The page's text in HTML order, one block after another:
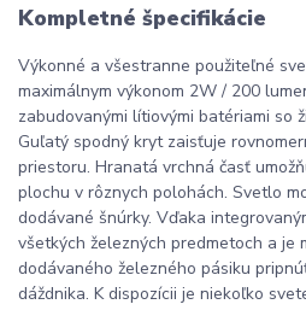
Kompletné špecifikácie
Výkonné a všestranne použiteľné
maximálnym výkonom 2W / 200
zabudovanými lítiovými batériami so
Guľatý spodný kryt zaisťuje
priestoru. Hranatá vrchná časť
plochu v rôznych polohách. Svetlo
dodávané šnúrky. Vďaka
všetkých železných predmetoch a je
dodávaného železného pásiku
dáždnika. K dispozícii je niekoľko